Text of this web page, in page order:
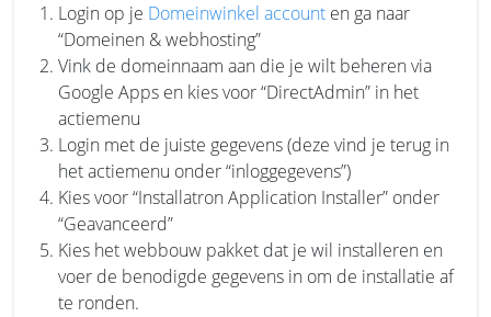
Login op je Domeinwinkel account en ga naar
“Domeinen & webhosting”
Vink de domeinnaam aan die je wilt beheren via
Google Apps en kies voor “DirectAdmin” in het
actiemenu
Login met de juiste gegevens (deze vind je terug in
het actiemenu onder “inloggegevens”)
Kies voor “Installatron Application Installer” onder
“Geavanceerd”
Kies het webbouw pakket dat je wil installeren en
voer de benodigde gegevens in om de installatie af
te ronden.